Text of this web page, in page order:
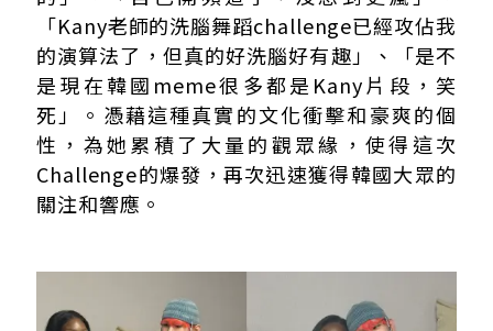
「Kany老師的洗腦舞蹈challenge已經攻佔我
的演算法了，但真的好洗腦好有趣」、「是不
是現在韓國meme很多都是Kany片段，笑
死」。憑藉這種真實的文化衝擊和豪爽的個
性，為她累積了大量的觀眾緣，使得這次
Challenge的爆發，再次迅速獲得韓國大眾的
關注和響應。